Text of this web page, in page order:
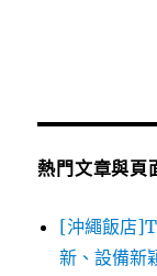
熱門文章與頁
[沖繩飯店
新、設備新